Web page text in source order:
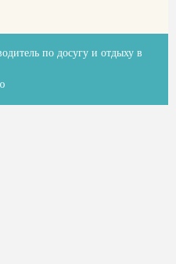
по досугу и отдыху в